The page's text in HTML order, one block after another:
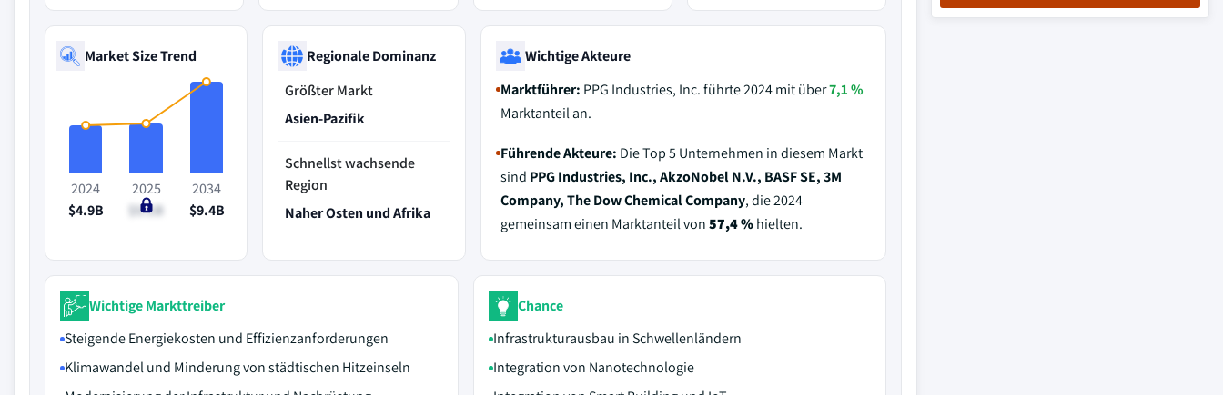
Market Size Trend
2024
$4.9B
2025
$5.1B
2034
$9.4B
Regionale Dominanz
Größter Markt
Asien-Pazifik
Schnellst wachsende
Region
Naher Osten und Afrika
Wichtige Akteure
Marktführer: PPG Industries, Inc. führte 2024 mit über7,1 %
Marktanteil an.
Führende Akteure: Die Top 5 Unternehmen in diesem Markt
sind PPG Industries, Inc., AkzoNobel N.V., BASF SE, 3M
Company, The Dow Chemical Company, die 2024
gemeinsam einen Marktanteil von57,4 %hielten.
Wichtige Markttreiber
Steigende Energiekosten und Effizienzanforderungen
Klimawandel und Minderung von städtischen Hitzeinseln
Chance
Infrastrukturausbau in Schwellenländern
Integration von Nanotechnologie